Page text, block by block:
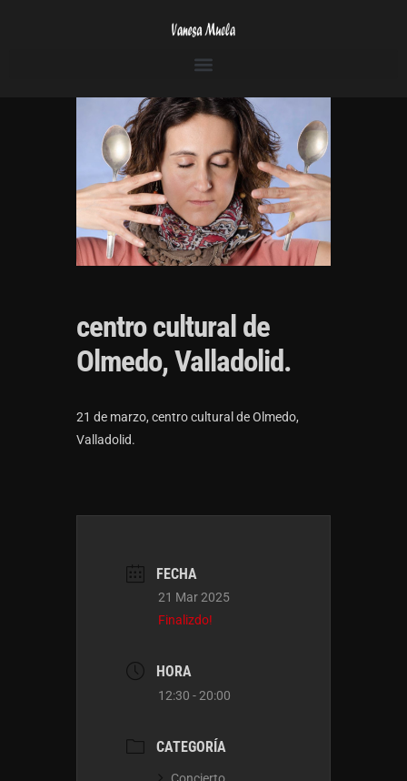
centro cultural de
Olmedo, Valladolid.
21 de marzo, centro cultural de Olmedo,
Valladolid.
FECHA
21 Mar 2025
Finalizdo!
HORA
12:30 - 20:00
CATEGORÍA